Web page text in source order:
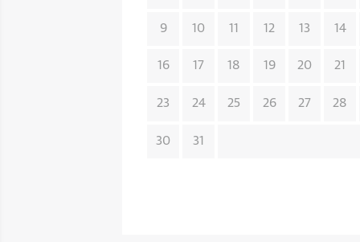
9 10 11 12 13 14
16 17 18 19 20 21
23 24 25 26 27 28
30 31